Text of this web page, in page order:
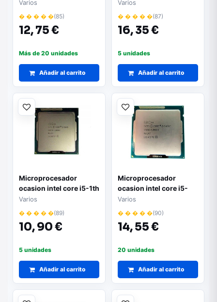
3th
Varios
� � � � �(85)
12,75 €
Más de 20 unidades
Añadir al carrito
4th
Varios
� � � � �(87)
16,35 €
5 unidades
Añadir al carrito
Microprocesador
ocasion intel core i5-1th
Varios
� � � � �(89)
10,90 €
5 unidades
Añadir al carrito
Microprocesador
ocasion intel core i5-
2th
Varios
� � � � �(90)
14,55 €
20 unidades
Añadir al carrito